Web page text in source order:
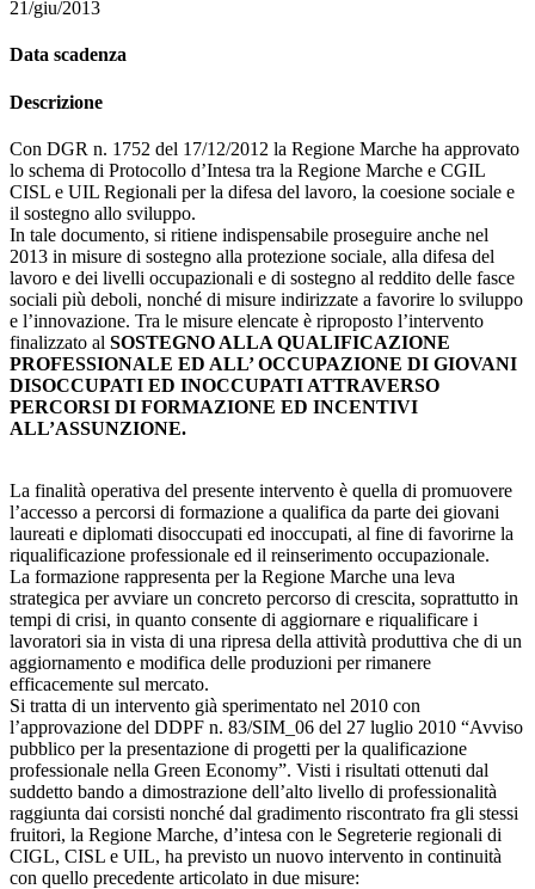
21/giu/2013
Data scadenza
Descrizione
Con DGR n. 1752 del 17/12/2012 la Regione Marche ha approvato
lo schema di Protocollo d’Intesa tra la Regione Marche e CGIL
CISL e UIL Regionali per la difesa del lavoro, la coesione sociale e
il sostegno allo sviluppo.
In tale documento, si ritiene indispensabile proseguire anche nel
2013 in misure di sostegno alla protezione sociale, alla difesa del
lavoro e dei livelli occupazionali e di sostegno al reddito delle fasce
sociali più deboli, nonché di misure indirizzate a favorire lo sviluppo
e l’innovazione. Tra le misure elencate è riproposto l’intervento
finalizzato al SOSTEGNO ALLA QUALIFICAZIONE
PROFESSIONALE ED ALL’ OCCUPAZIONE DI GIOVANI
DISOCCUPATI ED INOCCUPATI ATTRAVERSO
PERCORSI DI FORMAZIONE ED INCENTIVI
ALL’ASSUNZIONE.
La finalità operativa del presente intervento è quella di promuovere
l’accesso a percorsi di formazione a qualifica da parte dei giovani
laureati e diplomati disoccupati ed inoccupati, al fine di favorirne la
riqualificazione professionale ed il reinserimento occupazionale.
La formazione rappresenta per la Regione Marche una leva
strategica per avviare un concreto percorso di crescita, soprattutto in
tempi di crisi, in quanto consente di aggiornare e riqualificare i
lavoratori sia in vista di una ripresa della attività produttiva che di un
aggiornamento e modifica delle produzioni per rimanere
efficacemente sul mercato.
Si tratta di un intervento già sperimentato nel 2010 con
l’approvazione del DDPF n. 83/SIM_06 del 27 luglio 2010 “Avviso
pubblico per la presentazione di progetti per la qualificazione
professionale nella Green Economy”. Visti i risultati ottenuti dal
suddetto bando a dimostrazione dell’alto livello di professionalità
raggiunta dai corsisti nonché dal gradimento riscontrato fra gli stessi
fruitori, la Regione Marche, d’intesa con le Segreterie regionali di
CIGL, CISL e UIL, ha previsto un nuovo intervento in continuità
con quello precedente articolato in due misure: